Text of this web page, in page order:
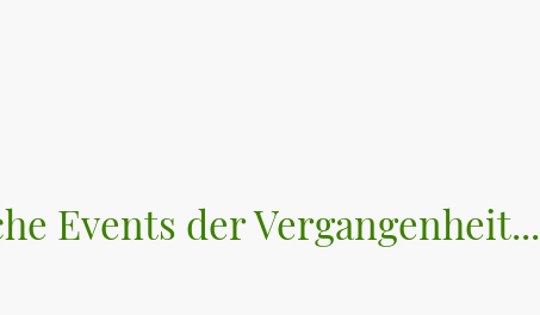
Events der Vergangenheit...